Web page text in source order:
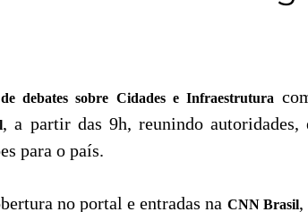
debates sobre Cidades e Infraestrutura
, a partir das 9h, reunindo autoridades,
para o país.
no portal e entradas na CNN Brasil,